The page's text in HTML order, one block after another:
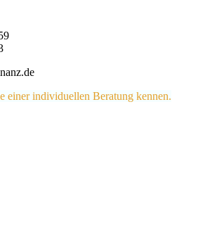
einer individuellen Beratung kennen.